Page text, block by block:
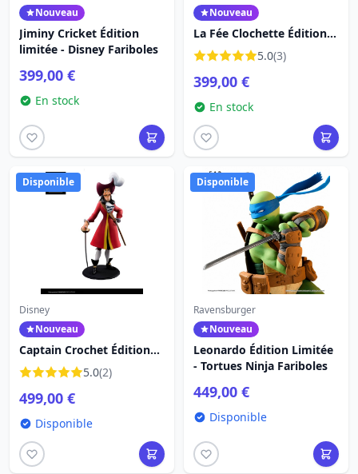
Nouveau
Jiminy Cricket Édition
limitée - Disney Fariboles
399,00 €
En stock
Nouveau
La Fée Clochette Édition
limitée - Disney Fariboles
5.0(3)
399,00 €
En stock
Disponible
Disney
Nouveau
Captain Crochet Édition
limitée - Disney Fariboles
5.0(2)
499,00 €
Disponible
Disponible
Ravensburger
Nouveau
Leonardo Édition Limitée
- Tortues Ninja Fariboles
449,00 €
Disponible